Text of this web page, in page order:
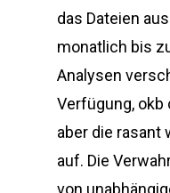
das Dateien
monatlich bis
Analysen
Verfügung,
aber die rasant
auf. Die
von